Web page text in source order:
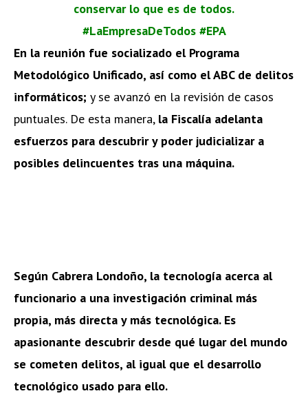
conservar lo que es de todos.
#LaEmpresaDeTodos #EPA
En la reunión fue socializado el Programa
Metodológico Unificado, así como el ABC de delitos
informáticos; y se avanzó en la revisión de casos
puntuales. De esta manera, la Fiscalía adelanta
esfuerzos para descubrir y poder judicializar a
posibles delincuentes tras una máquina.
Según Cabrera Londoño, la tecnología acerca al
funcionario a una investigación criminal más
propia, más directa y más tecnológica. Es
apasionante descubrir desde qué lugar del mundo
se cometen delitos, al igual que el desarrollo
tecnológico usado para ello.